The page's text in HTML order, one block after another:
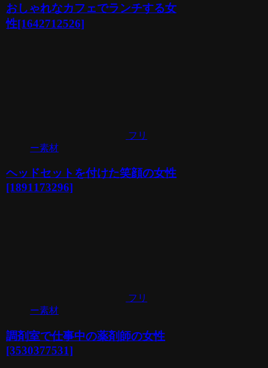
おしゃれなカフェでランチする女
性[1642712526]
フリ
ー素材
ヘッドセットを付けた笑顔の女性
[1891173296]
フリ
ー素材
調剤室で仕事中の薬剤師の女性
[3530377531]